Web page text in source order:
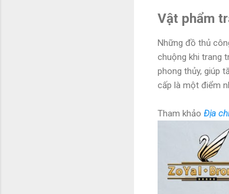
Vật phẩm
Những đồ thủ
chuộng khi trang
phong thủy, giúp
cấp là một điểm
Tham khảo Địa